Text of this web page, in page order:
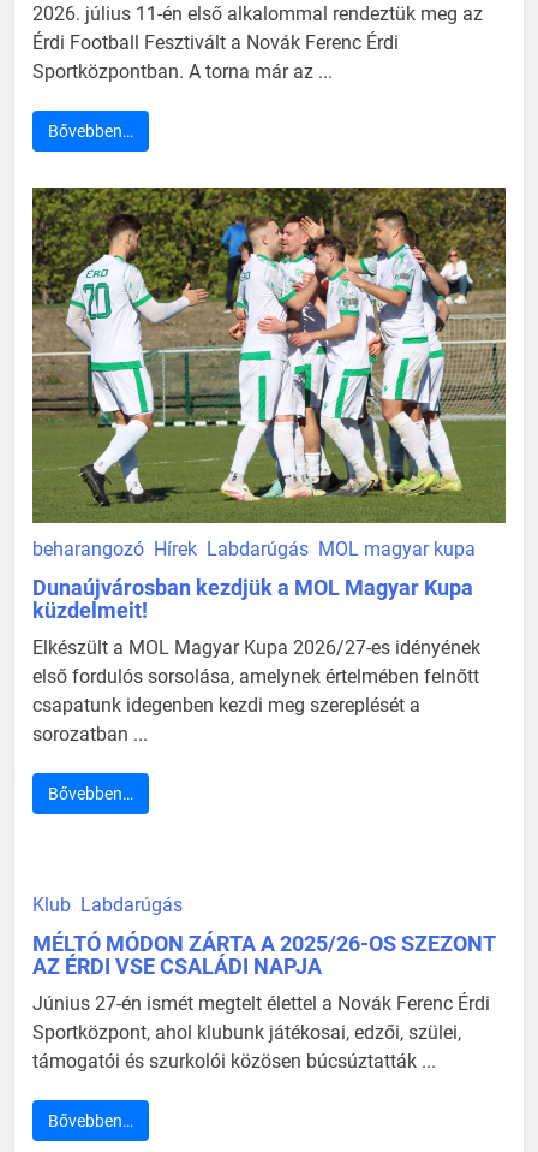
2026. július 11-én első alkalommal rendeztük meg az
Érdi Football Fesztivált a Novák Ferenc Érdi
Sportközpontban. A torna már az ...
Bővebben…
beharangozó Hírek Labdarúgás MOL magyar kupa
Dunaújvárosban kezdjük a MOL Magyar Kupa
küzdelmeit!
Elkészült a MOL Magyar Kupa 2026/27-es idényének
első fordulós sorsolása, amelynek értelmében felnőtt
csapatunk idegenben kezdi meg szereplését a
sorozatban ...
Bővebben…
Klub Labdarúgás
MÉLTÓ MÓDON ZÁRTA A 2025/26-OS SZEZONT
AZ ÉRDI VSE CSALÁDI NAPJA
Június 27-én ismét megtelt élettel a Novák Ferenc Érdi
Sportközpont, ahol klubunk játékosai, edzői, szülei,
támogatói és szurkolói közösen búcsúztatták ...
Bővebben…